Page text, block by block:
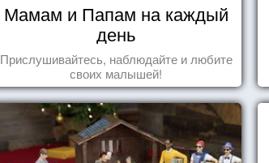
Мамам и Папам на каждый
день
Прислушивайтесь, наблюдайте и любите
своих малышей!